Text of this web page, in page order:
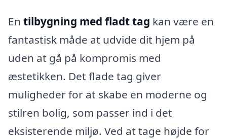
En tilbygning med fladt tag kan være en
fantastisk måde at udvide dit hjem på
uden at gå på kompromis med
æstetikken. Det flade tag giver
muligheder for at skabe en moderne og
stilren bolig, som passer ind i det
eksisterende miljø. Ved at tage højde for